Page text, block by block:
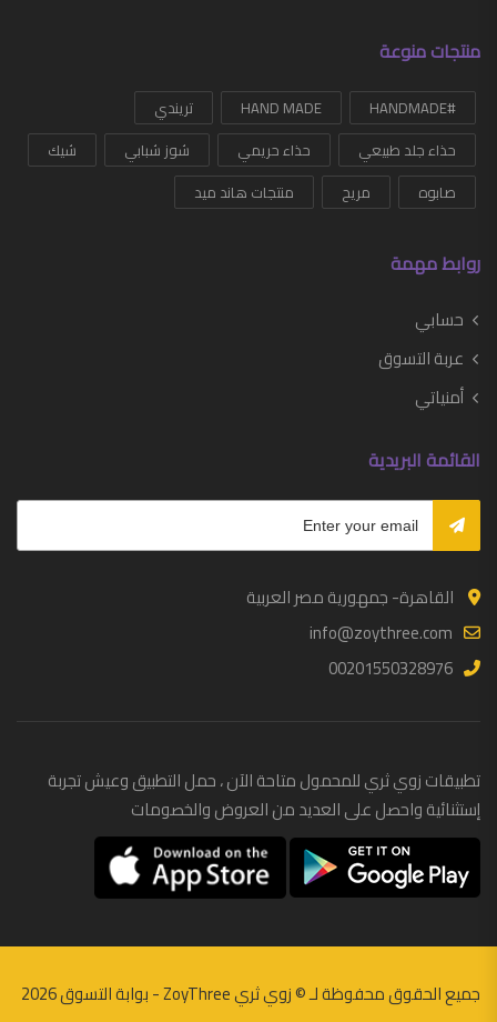
منتجات منوعة
#HANDMADE
HAND MADE
تريندي
حذاء جلد طبيعي
حذاء حريمي شوز شبابي
شيك
صابوه
مريح منتجات هاند ميد
روابط مهمة
حسابي
عربة التسوق
أمنياتي
القائمة البريدية
القاهرة- جمهورية مصر العربية
info@zoythree.com
00201550328976
تطبيقات زوي ثري للمحمول متاحة الآن ، حمل التطبيق وعيش تجربة
إستثنائية واحصل على العديد من العروض والخصومات
جميع الحقوق محفوظة لـ ©زوي ثري ZoyThree - بوابة التسوق 2026